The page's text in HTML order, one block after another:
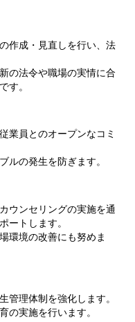
作成・見直しを行い、法
の法令や職場の実情に合
す。
業員とのオープンなコミ
ルの発生を防ぎます。
ウンセリングの実施を通
ートします。
環境の改善にも努めま
管理体制を強化します。
の実施を行います。